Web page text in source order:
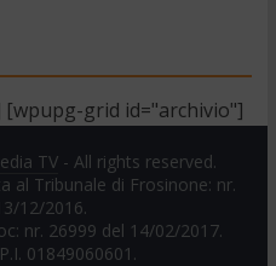
grid id="archivio"]
TV - All rights reserved.
al Tribunale di Frosinone: nr.
12/2016.
nr. 26999 del 14/02/2017.
01849060601.